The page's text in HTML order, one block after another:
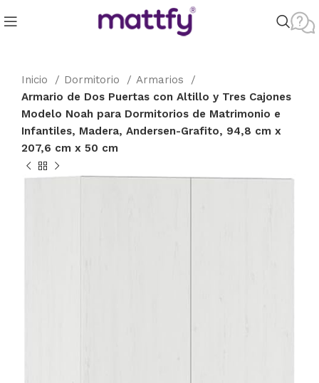
Inicio Dormitorio
Armarios
Armario de Dos Puertas con Altillo y Tres Cajones
Modelo Noah para Dormitorios de Matrimonio e
Infantiles, Madera, Andersen-Grafito, 94,8 cm x
207,6 cm x 50 cm